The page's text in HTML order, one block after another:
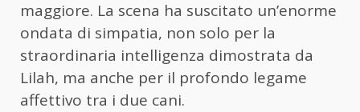
maggiore. La scena ha suscitato un’enorme
ondata di simpatia, non solo per la
straordinaria intelligenza dimostrata da
Lilah, ma anche per il profondo legame
affettivo tra i due cani.